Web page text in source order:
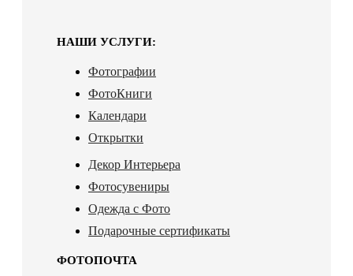
НАШИ УСЛУГИ:
Фотографии
ФотоКниги
Календари
Открытки
Декор Интерьера
Фотосувениры
Одежда с Фото
Подарочные сертификаты
ФОТОПОЧТА